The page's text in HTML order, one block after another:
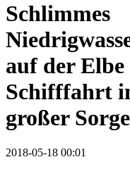
Schlimmes
auf der Elbe
Schifffahrt
großer Sorge
2018-05-18 00:01